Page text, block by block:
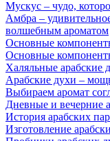
Мускус – чудо,
Амбра –
волшебным ароматом
Основные
Основные
Халяльные арабские
Арабские духи –
Выбираем аромат
Дневные и вечерние
История арабских
Изготовление